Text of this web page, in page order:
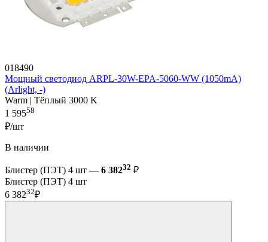
018490
Мощный светодиод ARPL-30W-EPA-5060-WW (1050mA)
(Arlight, -)
Warm | Тёплый 3000 K
1 59558
₽/шт
В наличии
Блистер (ПЭТ) 4 шт — 6 38232 ₽
Блистер (ПЭТ) 4 шт
6 38232₽